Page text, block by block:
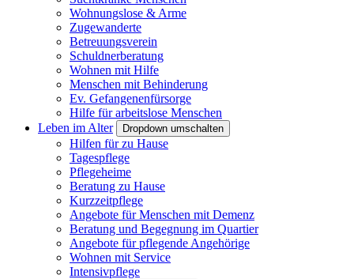
Wohnungslose & Arme
Zugewanderte
Betreuungsverein
Schuldnerberatung
Wohnen mit Hilfe
Menschen mit Behinderung
Ev. Gefangenenfürsorge
Hilfe für arbeitslose Menschen
Leben im Alter
Dropdown umschalten
Hilfen für zu Hause
Tagespflege
Pflegeheime
Beratung zu Hause
Kurzzeitpflege
Angebote für Menschen mit Demenz
Beratung und Begegnung im Quartier
Angebote für pflegende Angehörige
Wohnen mit Service
Intensivpflege